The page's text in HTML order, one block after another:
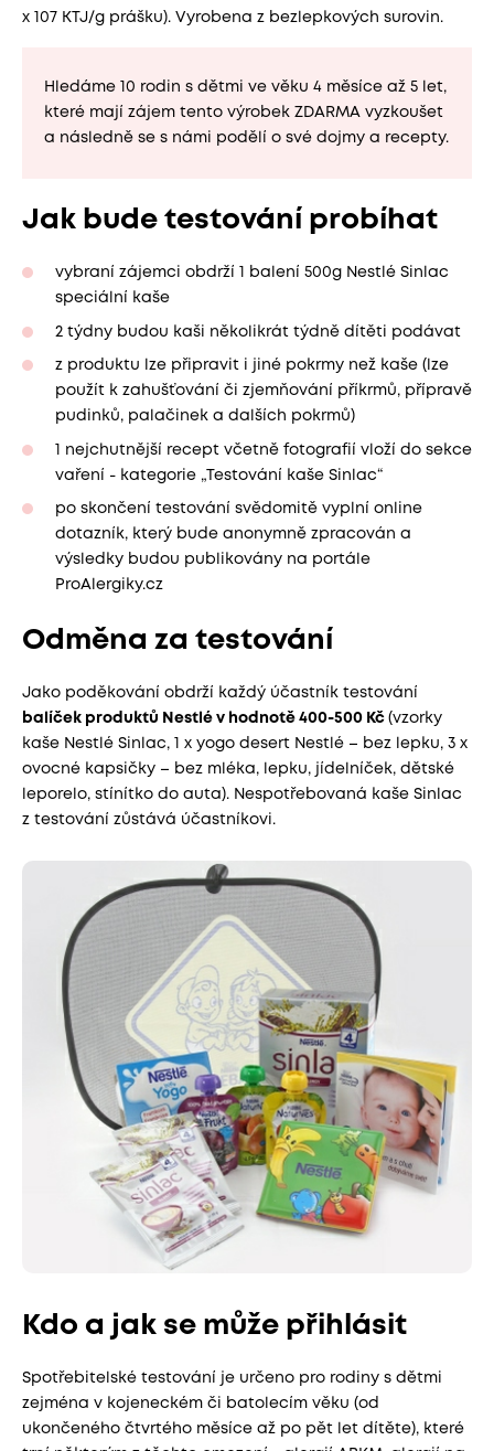
x 107 KTJ/g prášku). Vyrobena z bezlepkových surovin.
Hledáme 10 rodin s dětmi ve věku 4 měsíce až 5 let,
které mají zájem tento výrobek ZDARMA vyzkoušet
a následně se s námi podělí o své dojmy a recepty.
Jak bude testování probíhat
vybraní zájemci obdrží 1 balení 500g Nestlé Sinlac
speciální kaše
2 týdny budou kaši několikrát týdně dítěti podávat
z produktu lze připravit i jiné pokrmy než kaše (lze
použít k zahušťování či zjemňování příkrmů, přípravě
pudinků, palačinek a dalších pokrmů)
1 nejchutnější recept včetně fotografií vloží do sekce
vaření - kategorie „Testování kaše Sinlac“
po skončení testování svědomitě vyplní online
dotazník, který bude anonymně zpracován a
výsledky budou publikovány na portále
ProAlergiky.cz
Odměna za testování
Jako poděkování obdrží každý účastník testování
balíček produktů Nestlé v hodnotě 400-500 Kč (vzorky
kaše Nestlé Sinlac, 1 x yogo desert Nestlé – bez lepku, 3 x
ovocné kapsičky – bez mléka, lepku, jídelníček, dětské
leporelo, stínítko do auta). Nespotřebovaná kaše Sinlac
z testování zůstává účastníkovi.
Kdo a jak se může přihlásit
Spotřebitelské testování je určeno pro rodiny s dětmi
zejména v kojeneckém či batolecím věku (od
ukončeného čtvrtého měsíce až po pět let dítěte), které